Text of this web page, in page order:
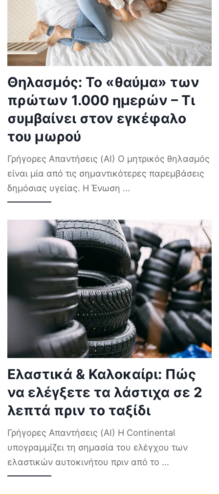
Θηλασμός: Το «θαύμα» των
πρώτων 1.000 ημερών – Τι
συμβαίνει στον εγκέφαλο
του μωρού
Γρήγορες Απαντήσεις (AI) Ο μητρικός θηλασμός
είναι μία από τις σημαντικότερες παρεμβάσεις
δημόσιας υγείας. Η Ένωση ...
Ελαστικά & Καλοκαίρι: Πώς
να ελέγξετε τα λάστιχα σε 2
λεπτά πριν το ταξίδι
Γρήγορες Απαντήσεις (AI) Η Continental
υπογραμμίζει τη σημασία του ελέγχου των
ελαστικών αυτοκινήτου πριν από το ...